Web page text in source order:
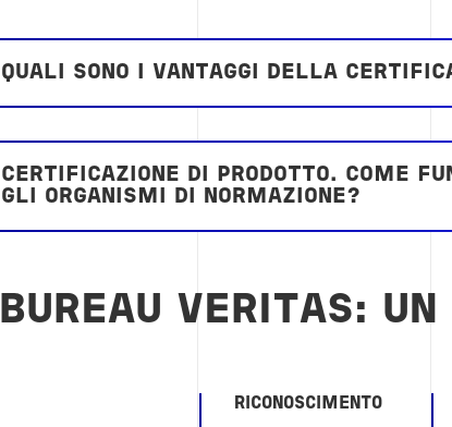
QUALI SONO I VANTAGGI DELLA
CERTIFICAZIONE DI PRODOTTO. COME
GLI ORGANISMI DI NORMAZIONE?
BUREAU VERITAS:
RICONOSCIMENTO